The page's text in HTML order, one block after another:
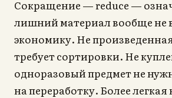
Сокращение — reduce —
лишний материал вообще не
экономику. Не
требует сортировки. Не
одноразовый предмет не
на переработку. Более